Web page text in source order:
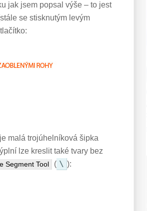
jak jsem popsal výše – to jest
se stisknutým levým
malá trojúhelníková šipka
lze kreslit také tvary bez
Segment Tool ( \ ):